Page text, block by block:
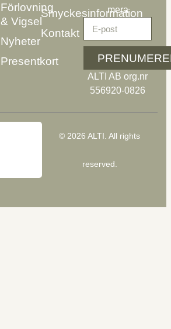
Förlovning
& Vigsel
Nyheter
Presentkort
Smyckesinformation
Kontakt
mera
ALTI AB org.nr
556920-0826
© 2026 ALTI. All rights
reserved.